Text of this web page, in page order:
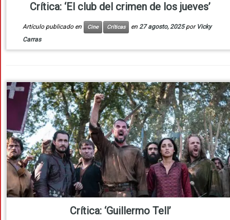
Crítica: ‘El club del crimen de los jueves’
Artículo publicado en Cine Críticas en 27 agosto, 2025 por Vicky
Carras
Crítica: ‘Guillermo Tell’